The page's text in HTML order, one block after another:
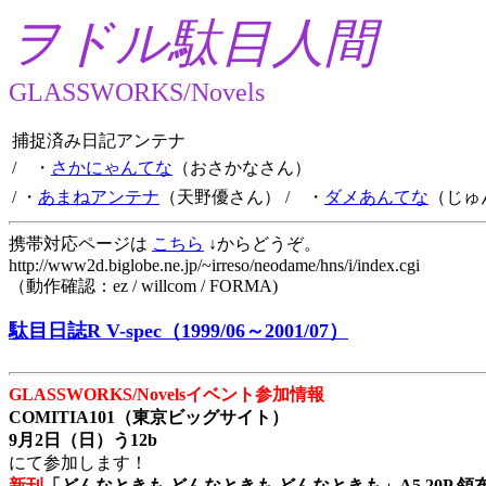
ヲドル駄目人間
GLASSWORKS/Novels
捕捉済み日記アンテナ
/ ・ さかにゃんてな （おさかなさん）
/ ・ あまねアンテナ （天野優さん） / ・ ダメあんてな （じ
携帯対応ページは こちら ↓からどうぞ。
http://www2d.biglobe.ne.jp/~irreso/neodame/hns/i/index.cgi
（動作確認：ez / willcom / FORMA)
駄目日誌R V-spec（1999/06～2001/07）
GLASSWORKS/Novelsイベント参加情報
COMITIA101（東京ビッグサイト）
9月2日（日）う12b
にて参加します！